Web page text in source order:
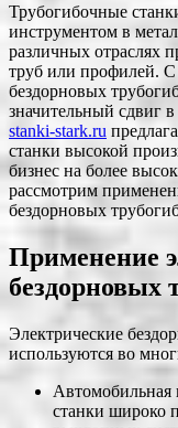
Трубогибочные
инструментом в
различных отраслях
труб или профилей. С
бездорновых
значительный сдвиг
stanki-stark.ru
станки высокой
бизнес на более
рассмотрим
бездорновых
Применение
бездорновых
Электрические
используются во
станки широко